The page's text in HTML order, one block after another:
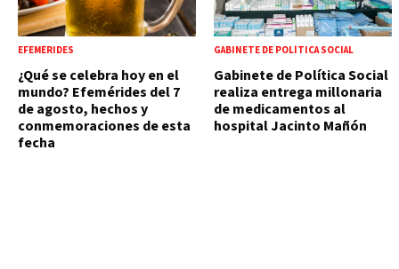
EFEMÉRIDES
¿Qué se celebra hoy en el
mundo? Efemérides del 7
de agosto, hechos y
conmemoraciones de esta
fecha
GABINETE DE POLÍTICA SOCIAL
Gabinete de Política Social
realiza entrega millonaria
de medicamentos al
hospital Jacinto Mañón